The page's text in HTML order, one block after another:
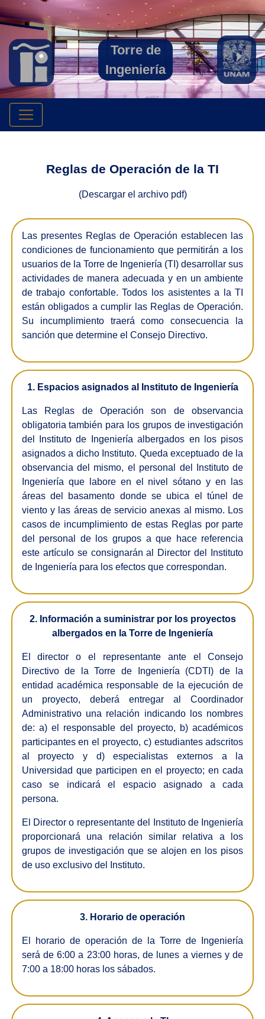
Torre de
Ingeniería
Reglas de Operación de la TI
(Descargar el archivo pdf)
Las presentes Reglas de Operación establecen las
condiciones de funcionamiento que permitirán a los
usuarios de la Torre de Ingeniería (TI) desarrollar sus
actividades de manera adecuada y en un ambiente
de trabajo confortable. Todos los asistentes a la TI
están obligados a cumplir las Reglas de Operación.
Su incumplimiento traerá como consecuencia la
sanción que determine el Consejo Directivo.
1. Espacios asignados al Instituto de Ingeniería
Las Reglas de Operación son de observancia
obligatoria también para los grupos de investigación
del Instituto de Ingeniería albergados en los pisos
asignados a dicho Instituto. Queda exceptuado de la
observancia del mismo, el personal del Instituto de
Ingeniería que labore en el nivel sótano y en las
áreas del basamento donde se ubica el túnel de
viento y las áreas de servicio anexas al mismo. Los
casos de incumplimiento de estas Reglas por parte
del personal de los grupos a que hace referencia
este artículo se consignarán al Director del Instituto
de Ingeniería para los efectos que correspondan.
2. Información a suministrar por los proyectos
albergados en la Torre de Ingeniería
El director o el representante ante el Consejo
Directivo de la Torre de Ingeniería (CDTI) de la
entidad académica responsable de la ejecución de
un proyecto, deberá entregar al Coordinador
Administrativo una relación indicando los nombres
de: a) el responsable del proyecto, b) académicos
participantes en el proyecto, c) estudiantes adscritos
al proyecto y d) especialistas externos a la
Universidad que participen en el proyecto; en cada
caso se indicará el espacio asignado a cada
persona.
El Director o representante del Instituto de Ingeniería
proporcionará una relación similar relativa a los
grupos de investigación que se alojen en los pisos
de uso exclusivo del Instituto.
3. Horario de operación
El horario de operación de la Torre de Ingeniería
será de 6:00 a 23:00 horas, de lunes a viernes y de
7:00 a 18:00 horas los sábados.